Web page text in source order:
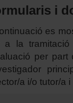
i
es
a la
per part
a i/o tutor/a